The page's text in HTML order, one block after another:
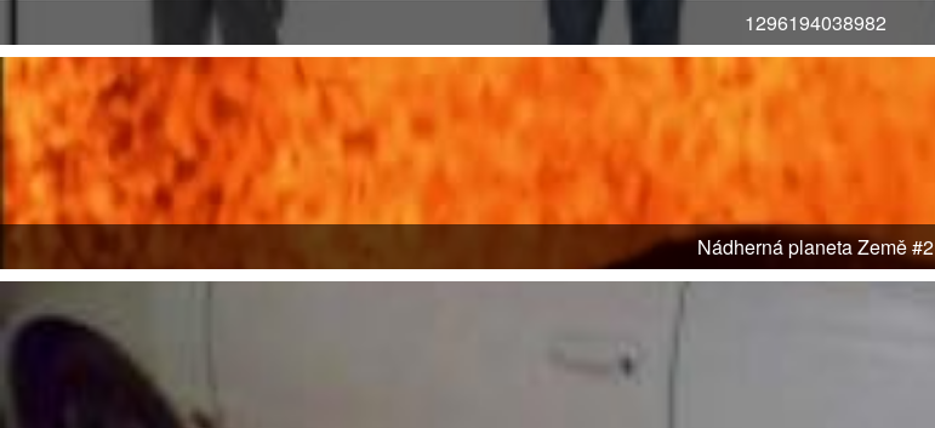
1296194038982
Nádherná planeta Země #2